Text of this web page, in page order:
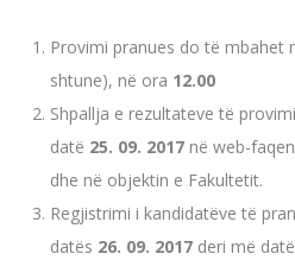
Provimi pranues do të mbahet
shtune), në ora 12.00
Shpallja e rezultateve të
datë 25. 09. 2017 në web-
dhe në objektin e Fakultetit.
Regjistrimi i kandidatëve të
datës 26. 09. 2017 deri më datë